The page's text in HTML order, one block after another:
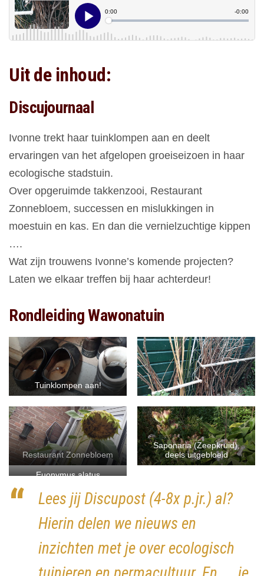
Uit de inhoud:
Discujournaal
Ivonne trekt haar tuinklompen aan en deelt
ervaringen van het afgelopen groeiseizoen in haar
ecologische stadstuin.
Over opgeruimde takkenzooi, Restaurant
Zonnebloem, successen en mislukkingen in
moestuin en kas. En dan die vernielzuchtige kippen
….
Wat zijn trouwens Ivonne’s komende projecten?
Laten we elkaar treffen bij haar achterdeur!
Rondleiding Wawonatuin
Tuinklompen aan!
Restaurant Zonnebloem
Saponaria (Zeepkruid),
deels uitgebloeid
Euonymus alatus
Lees jij Discupost (4-8x p.jr.) al?
Hierin delen we nieuws en
inzichten met je over ecologisch